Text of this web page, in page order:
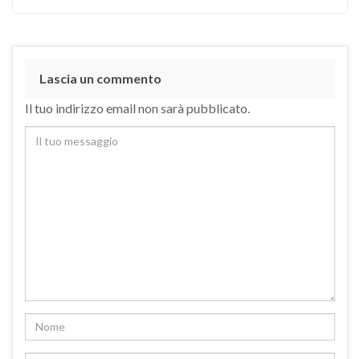
Lascia un commento
Il tuo indirizzo email non sarà pubblicato.